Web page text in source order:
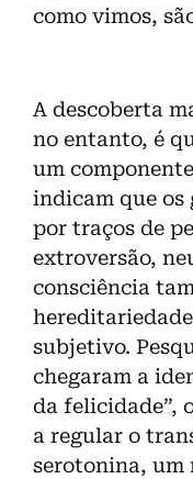
como vimos,
A descoberta
no entanto, é
um
indicam que os
por traços de
extroversão,
consciência
subjetivo.
chegaram a
da felicidade”,
a regular o
serotonina, um